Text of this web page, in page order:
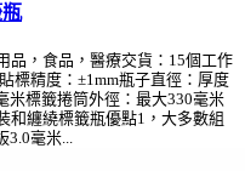
品，食品，醫療交貨：15個工作
標精度：±1mm瓶子直徑：厚度
米標籤捲筒外徑：最大330毫米
和纏繞標籤瓶優點1，大多數組
毫米...